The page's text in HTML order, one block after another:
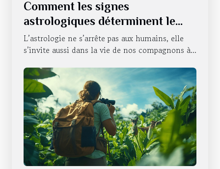
Comment les signes
astrologiques déterminent le
caractère de nos animaux
domestiques
L’astrologie ne s’arrête pas aux humains, elle
s’invite aussi dans la vie de nos compagnons à...